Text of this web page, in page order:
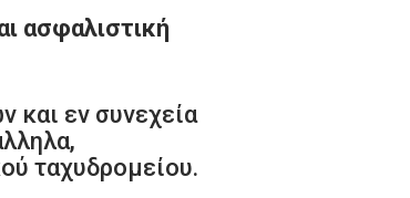
ασφαλιστική
και εν συνεχεία
ταχυδρομείου.